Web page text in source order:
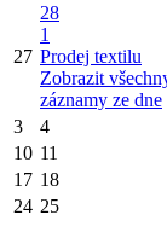
27
28
1
Prodej textilu
Zobrazit
záznamy ze dne
3 4
10 11
17 18
24 25